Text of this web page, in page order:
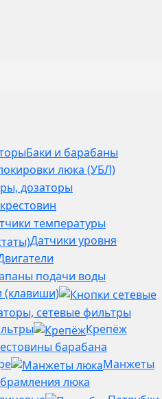
Баки и барабаны
люка (УБЛ)
дозаторы
температуры
Датчики уровня
подачи воды
(клавиши)
Крепёж
барабана
Манжеты
люка